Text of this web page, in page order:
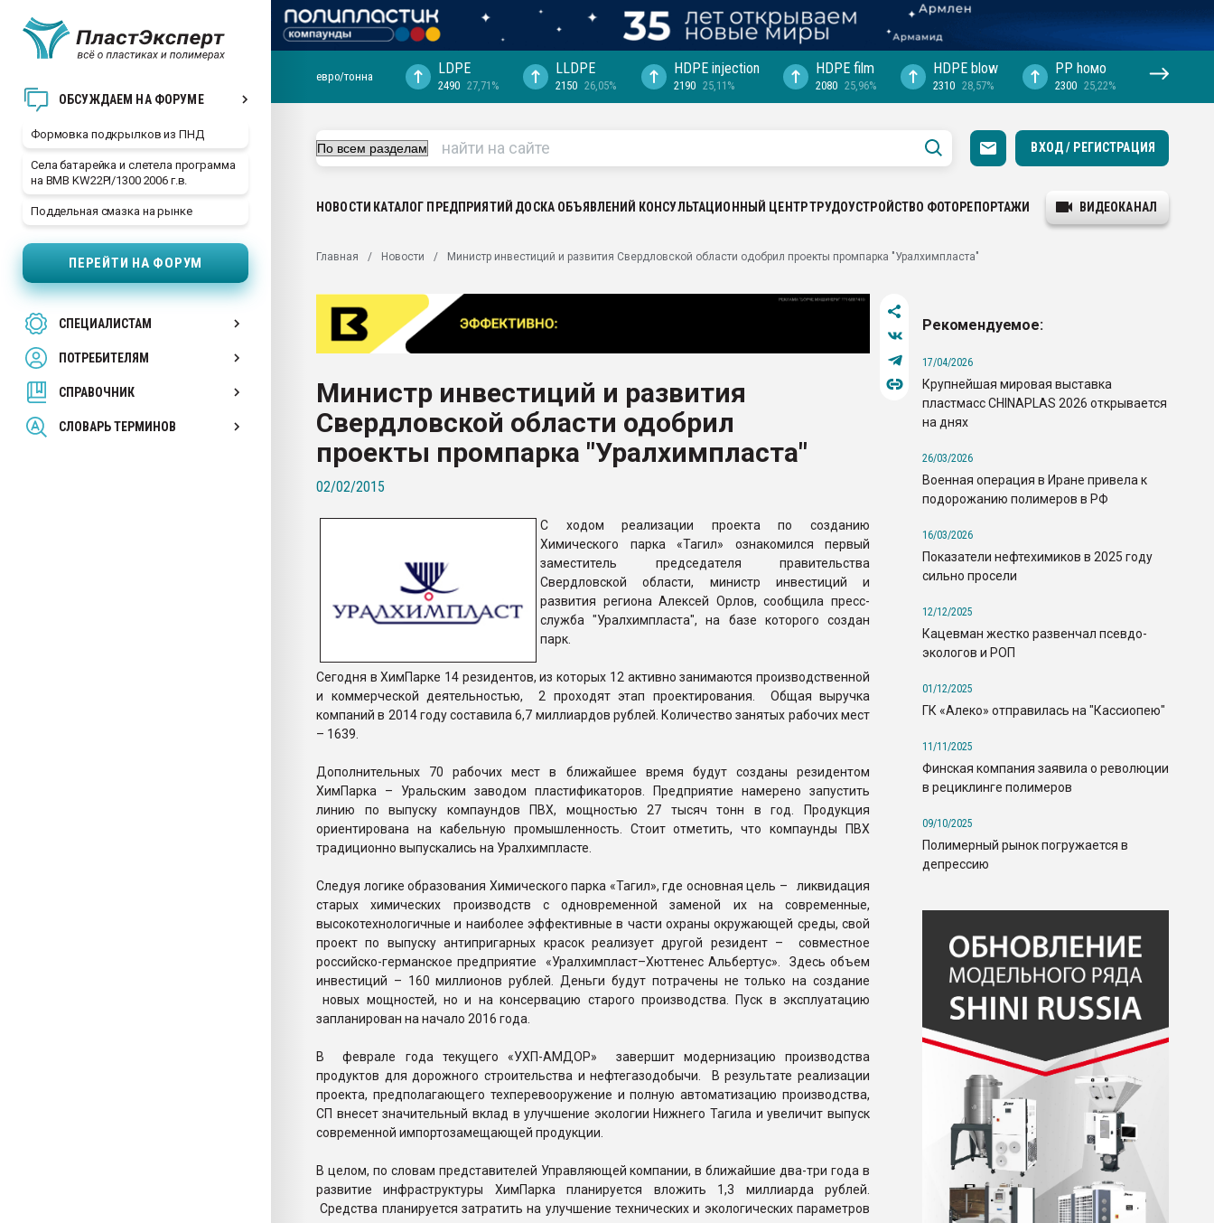
ОБСУЖДАЕМ НА ФОРУМЕ
Формовка подкрылков из ПНД
Села батарейка и слетела программа
на BMB KW22PI/1300 2006 г.в.
Поддельная смазка на рынке
ПЕРЕЙТИ НА ФОРУМ
СПЕЦИАЛИСТАМ
ПОТРЕБИТЕЛЯМ
СПРАВОЧНИК
СЛОВАРЬ ТЕРМИНОВ
29.07.2026 ФРП помог "Ижевскому
Вакуум-формовочные машины:
28.07.2026 Автоматизация выходит на
первый план в переработке
пластмасс
ситуацией на строительном рынке
Всё, что касается выдува ПЭТ
бутылок
ПЕРЕЙТИ НА ФОРУМ
евро/тонна LDPE
2490 27,71%
LLDPE
2150 26,05%
HDPE injection
2190 25,11%
HDPE film
2080 25,96%
HDPE blow
2310 28,57%
PP hомо
2300 25,22%
ВХОД / РЕГИСТРАЦИЯ
НОВОСТИ КАТАЛОГ ПРЕДПРИЯТИЙ ДОСКА ОБЪЯВЛЕНИЙ КОНСУЛЬТАЦИОННЫЙ ЦЕНТРТРУДОУСТРОЙСТВО ФОТОРЕПОРТАЖИ ВИДЕОКАНАЛ
Главная Новости Министр инвестиций и развития Свердловской области одобрил проекты промпарка "Уралхимпласта"
Министр инвестиций и развития
Свердловской области одобрил
проекты промпарка "Уралхимпласта"
02/02/2015
С ходом реализации проекта по созданию
Химического парка «Тагил» ознакомился первый
заместитель председателя правительства
Свердловской области, министр инвестиций и
развития региона Алексей Орлов, сообщила пресс-
служба "Уралхимпласта", на базе которого создан
парк.
Сегодня в ХимПарке 14 резидентов, из которых 12 активно занимаются производственной
и коммерческой деятельностью, 2 проходят этап проектирования. Общая выручка
компаний в 2014 году составила 6,7 миллиардов рублей. Количество занятых рабочих мест
– 1639.
Дополнительных 70 рабочих мест в ближайшее время будут созданы резидентом
ХимПарка – Уральским заводом пластификаторов. Предприятие намерено запустить
линию по выпуску компаундов ПВХ, мощностью 27 тысяч тонн в год. Продукция
ориентирована на кабельную промышленность. Стоит отметить, что компаунды ПВХ
традиционно выпускались на Уралхимпласте.
Следуя логике образования Химического парка «Тагил», где основная цель – ликвидация
старых химических производств с одновременной заменой их на современные,
высокотехнологичные и наиболее эффективные в части охраны окружающей среды, свой
проект по выпуску антипригарных красок реализует другой резидент – совместное
российско-германское предприятие «Уралхимпласт­–Хюттенес Альбертус». Здесь объем
инвестиций – 160 миллионов рублей. Деньги будут потрачены не только на создание
новых мощностей, но и на консервацию старого производства. Пуск в эксплуатацию
запланирован на начало 2016 года.
В феврале года текущего «УХП-АМДОР» завершит модернизацию производства
продуктов для дорожного строительства и нефтегазодобычи. В результате реализации
проекта, предполагающего техперевооружение и полную автоматизацию производства,
СП внесет значительный вклад в улучшение экологии Нижнего Тагила и увеличит выпуск
современной импортозамещающей продукции.
В целом, по словам представителей Управляющей компании, в ближайшие два-три года в
развитие инфраструктуры ХимПарка планируется вложить 1,3 миллиарда рублей.
Средства планируется затратить на улучшение технических и экологических параметров
Рекомендуемое:
17/04/2026
Крупнейшая мировая выставка
пластмасс CHINAPLAS 2026 открывается
на днях
26/03/2026
Военная операция в Иране привела к
подорожанию полимеров в РФ
16/03/2026
Показатели нефтехимиков в 2025 году
сильно просели
12/12/2025
Кацевман жестко развенчал псевдо-
экологов и РОП
01/12/2025
ГК «Алеко» отправилась на "Кассиопею"
11/11/2025
Финская компания заявила о революции
в рециклинге полимеров
09/10/2025
Полимерный рынок погружается в
депрессию